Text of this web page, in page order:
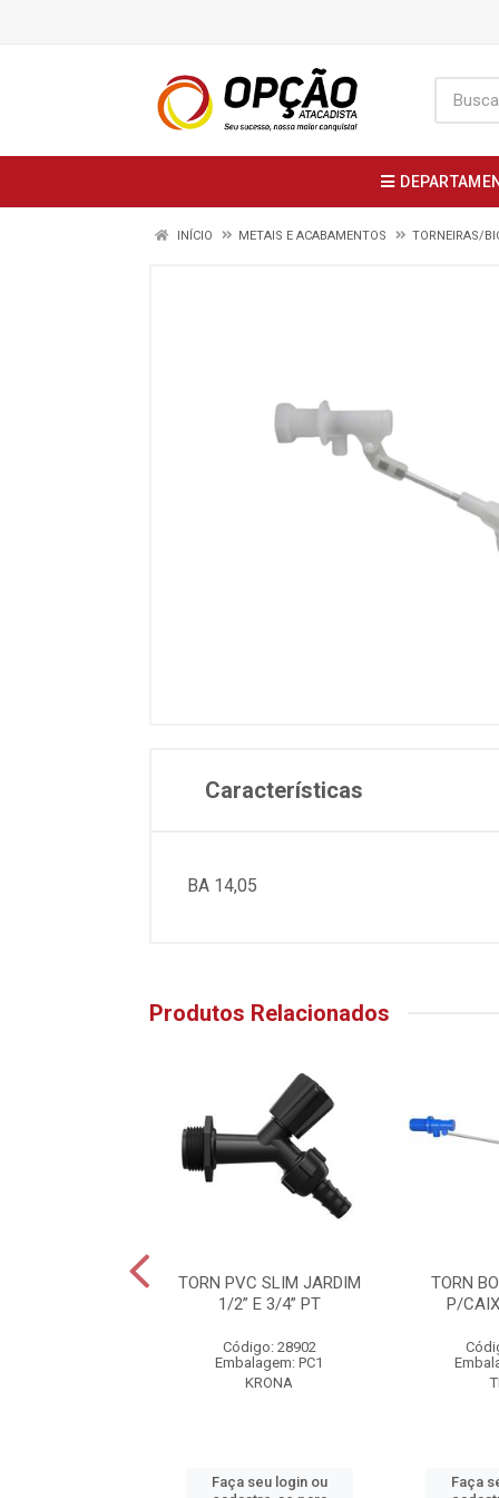
INÍCIO METAIS E ACABAMENTOS TORNEIRAS/
Características
BA 14,05
Produtos Relacionados
TORN PVC SLIM JARDIM
1/2” E 3/4” PT
Código: 28902
Embalagem: PC1
KRONA
Faça seu login ou
TORN
P/
Faça